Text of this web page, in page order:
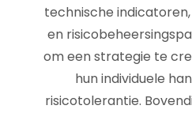
technische
en
om een strategie te
hun individuele
risicotolerantie.